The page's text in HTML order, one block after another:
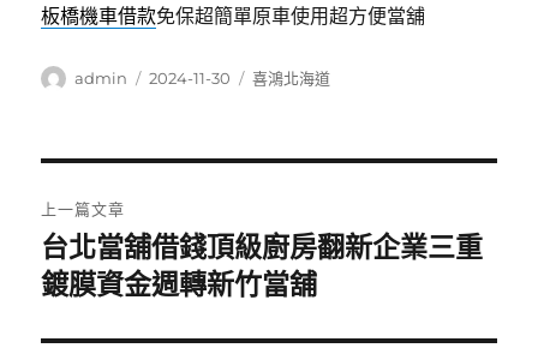
板橋機車借款免保超簡單原車使用超方便當舖
作
admin
發
2024-11-30
分
喜鴻北海道
章
導
覽
上一篇文章
上
一
文
台北當舖借錢頂級廚房翻新企業三重
鍍膜資金週轉新竹當舖